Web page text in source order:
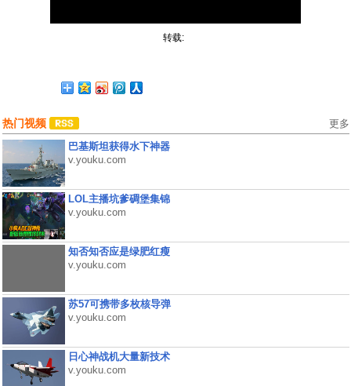
转载:
热门视频 更多
巴基斯坦获得水下神器
v.youku.com
LOL主播坑爹碉堡集锦
v.youku.com
知否知否应是绿肥红瘦
v.youku.com
苏57可携带多枚核导弹
v.youku.com
日心神战机大量新技术
v.youku.com